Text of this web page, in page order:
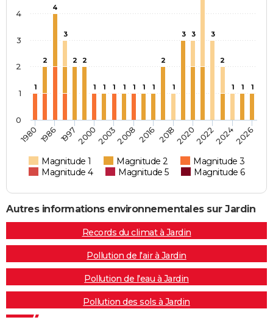
1
2
4
3
2 2
1 1 1 1 1 1 1
2
1
3 3 3
2
1 1 1
Magnitude 1 Magnitude 2
Magnitude 3
Magnitude 4
Magnitude 5 Magnitude 6
1980 1986 19972000200320082016 20182020202220242026
0
1
2
3
4
Autres informations environnementales sur Jardin
Records du climat à Jardin
Pollution de l'air à Jardin
Pollution de l'eau à Jardin
Pollution des sols à Jardin